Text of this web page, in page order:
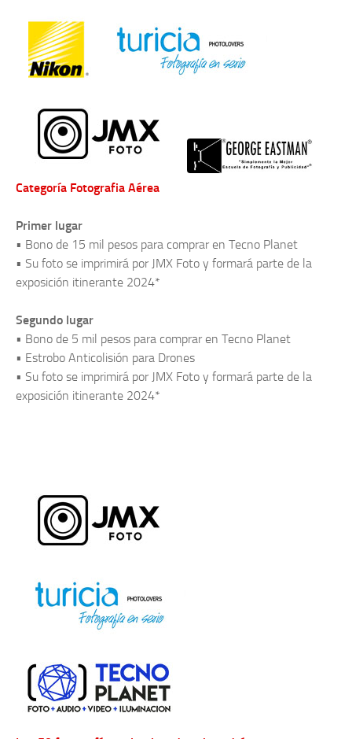
Categoría Fotografia Aérea
Primer lugar
• Bono de 15 mil pesos para comprar en Tecno Planet
• Su foto se imprimirá por JMX Foto y formará parte de la
exposición itinerante 2024*
Segundo lugar
• Bono de 5 mil pesos para comprar en Tecno Planet
• Estrobo Anticolisión para Drones
• Su foto se imprimirá por JMX Foto y formará parte de la
exposición itinerante 2024*